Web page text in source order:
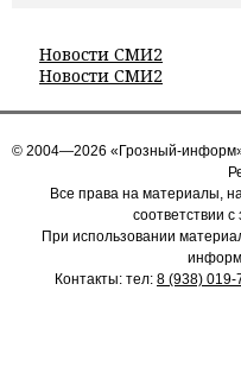
Новости СМИ2
Новости СМИ2
© 2004—2026 «Грозный-
Все права на материалы,
соответствии
При использовании
Контакты: тел: 8 (938) 019-